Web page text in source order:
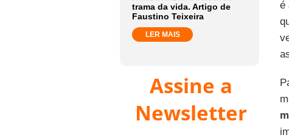
trama da vida. Artigo de
Faustino Teixeira
LER MAIS
Assine a
Newsletter
é